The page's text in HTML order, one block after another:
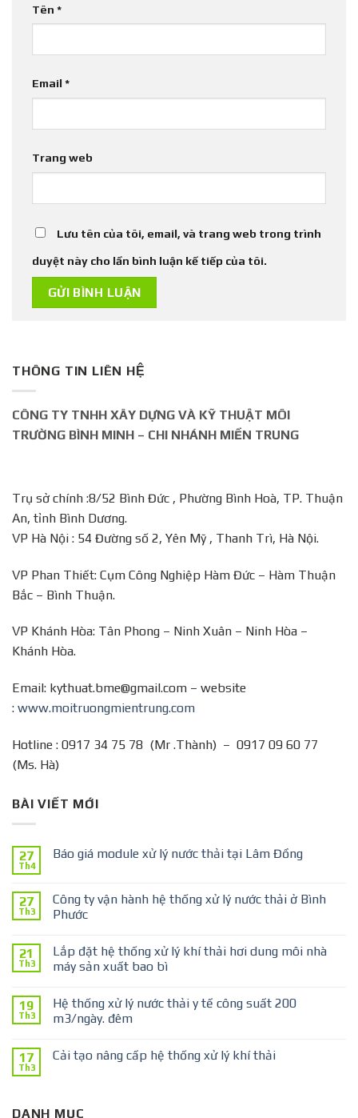
Tên *
Email *
Trang web
Lưu tên của tôi, email, và trang web trong trình
duyệt này cho lần bình luận kế tiếp của tôi.
THÔNG TIN LIÊN HỆ
CÔNG TY TNHH XÂY DỰNG VÀ KỸ THUẬT MÔI
TRƯỜNG BÌNH MINH – CHI NHÁNH MIỀN TRUNG
Trụ sở chính :8/52 Bình Đức , Phường Bình Hoà, TP. Thuận
An, tỉnh Bình Dương.
VP Hà Nội : 54 Đường số 2, Yên Mỹ , Thanh Trì, Hà Nội.
VP Phan Thiết: Cụm Công Nghiệp Hàm Đức – Hàm Thuận
Bắc – Bình Thuận.
VP Khánh Hòa: Tân Phong – Ninh Xuân – Ninh Hòa –
Khánh Hòa.
Email: kythuat.bme@gmail.com – website
: www.moitruongmientrung.com
Hotline : 0917 34 75 78 (Mr .Thành) – 0917 09 60 77
(Ms. Hà)
BÀI VIẾT MỚI
27
Th4
Báo giá module xử lý nước thải tại Lâm Đồng
27
Th3
Công ty vận hành hệ thống xử lý nước thải ở Bình
Phước
21
Th3
Lắp đặt hệ thống xử lý khí thải hơi dung môi nhà
máy sản xuất bao bì
19
Th3
Hệ thống xử lý nước thải y tế công suất 200
m3/ngày. đêm
17
Th3
Cải tạo nâng cấp hệ thống xử lý khí thải
DANH MỤC